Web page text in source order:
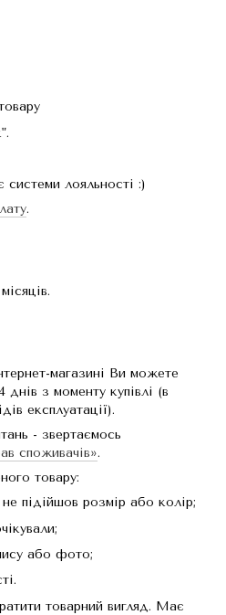
системи лояльності :)
.
магазині Ви можете
днів з моменту купівлі (в
експлуатації).
- звертаємось
споживачів».
товару:
підійшов розмір або колір;
або фото;
товарний вигляд. Має